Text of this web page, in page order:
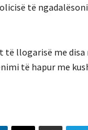
të
të llogarisë me
të hapur me